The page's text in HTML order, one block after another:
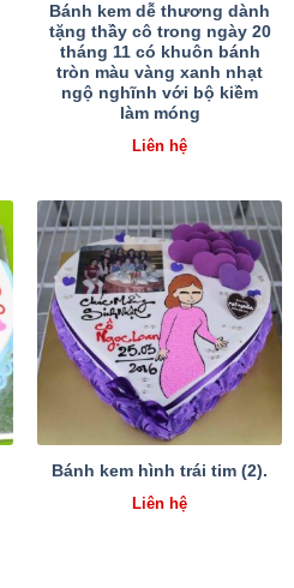
Bánh kem dễ thương dành
tặng thầy cô trong ngày 20
tháng 11 có khuôn bánh
tròn màu vàng xanh nhạt
ngộ nghĩnh với bộ kiềm
làm móng
Liên hệ
Bánh kem hình trái tim (2).
Liên hệ